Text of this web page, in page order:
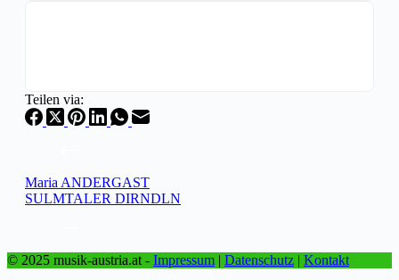
Teilen via:
Maria ANDERGAST
SULMTALER DIRNDLN
© 2025 musik-austria.at - Impressum | Datenschutz | Kontakt